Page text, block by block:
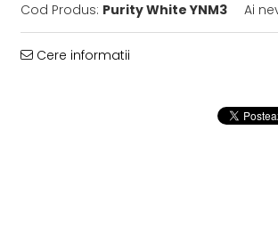
Cod Produs: Purity White YNM3 Ai
Cere informatii